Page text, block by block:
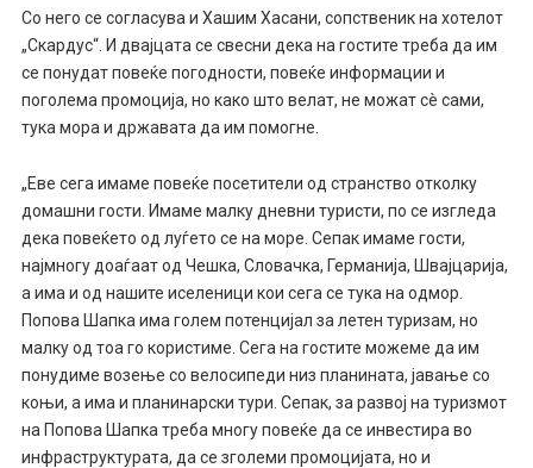
Со него се согласува и Хашим Хасани, сопственик на хотелот
„Скардус“. И двајцата се свесни дека на гостите треба да им
се понудат повеќе погодности, повеќе информации и
поголема промоција, но како што велат, не можат сè сами,
тука мора и државата да им помогне.
„Еве сега имаме повеќе посетители од странство отколку
домашни гости. Имаме малку дневни туристи, по се изгледа
дека повеќето од луѓето се на море. Сепак имаме гости,
најмногу доаѓаат од Чешка, Словачка, Германија, Швајцарија,
а има и од нашите иселеници кои сега се тука на одмор.
Попова Шапка има голем потенцијал за летен туризам, но
малку од тоа го користиме. Сега на гостите можеме да им
понудиме возење со велосипеди низ планината, јавање со
коњи, а има и планинарски тури. Сепак, за развој на туризмот
на Попова Шапка треба многу повеќе да се инвестира во
инфраструктурата, да се зголеми промоцијата, но и